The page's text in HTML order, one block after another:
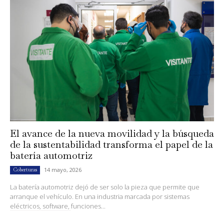
El avance de la nueva movilidad y la búsqueda
de la sustentabilidad transforma el papel de la
batería automotriz
Coberturas 14 mayo, 2026
La batería automotriz dejó de ser solo la pieza que permite que
arranque el vehículo. En una industria marcada por sistemas
eléctricos, software, funciones...